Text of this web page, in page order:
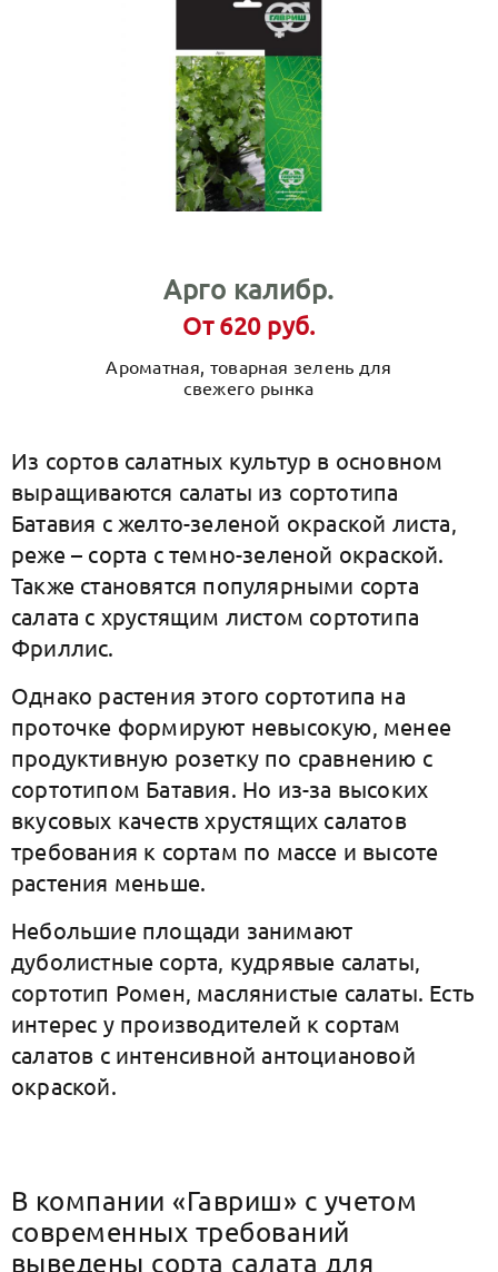
Арго калибр.
От 620 руб.
Ароматная, товарная зелень для
свежего рынка
Из сортов салатных культур в основном
выращиваются салаты из сортотипа
Батавия с желто-зеленой окраской листа,
реже – сорта с темно-зеленой окраской.
Также становятся популярными сорта
салата с хрустящим листом сортотипа
Фриллис.
Однако растения этого сортотипа на
проточке формируют невысокую, менее
продуктивную розетку по сравнению с
сортотипом Батавия. Но из-за высоких
вкусовых качеств хрустящих салатов
требования к сортам по массе и высоте
растения меньше.
Небольшие площади занимают
дуболистные сорта, кудрявые салаты,
сортотип Ромен, маслянистые салаты. Есть
интерес у производителей к сортам
салатов с интенсивной антоциановой
окраской.
В компании «Гавриш» с учетом
современных требований
выведены сорта салата для